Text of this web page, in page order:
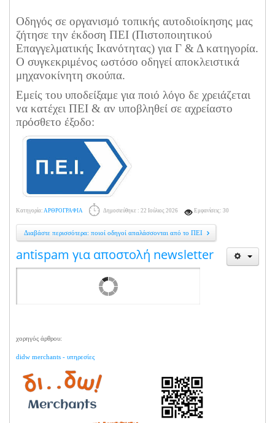
Οδηγός σε οργανισμό τοπικής αυτοδιοίκησης μας
ζήτησε την έκδοση ΠΕΙ (Πιστοποιητικού
Επαγγελματικής Ικανότητας) για Γ & Δ κατηγορία.
Ο συγκεκριμένος ωστόσο οδηγεί αποκλειστικά
μηχανοκίνητη σκούπα.
Εμείς του υποδείξαμε για ποιό λόγο δε χρειάζεται
να κατέχει ΠΕΙ & αν υποβληθεί σε αχρείαστο
πρόσθετο έξοδο:
Κατηγορία: ΑΡΘΡΟΓΡΑΦΙΑ Δημοσιεύθηκε : 22 Ιούλιος 2026 Εμφανίσεις: 30
Διαβάστε περισσότερα: ποιοί οδηγοί απαλάσσονται από το ΠΕΙ
antispam για αποστολή newsletter
χορηγός άρθρου:
didw merchants - υπηρεσίες